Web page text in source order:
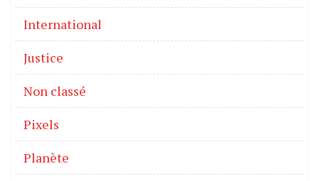
International
Justice
Non classé
Pixels
Planète